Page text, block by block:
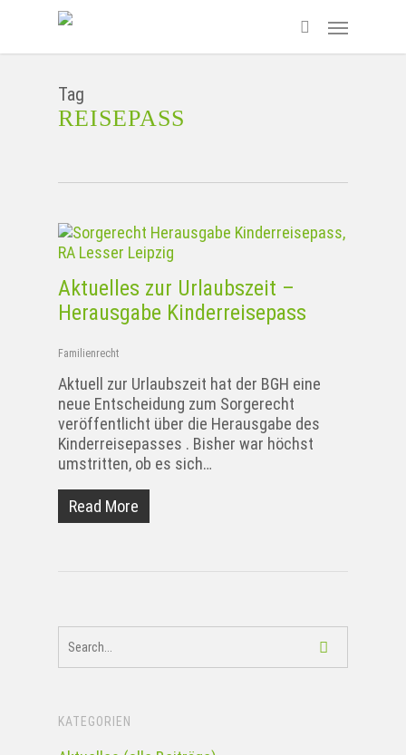
search
Tag
REISEPASS
Aktuelles zur Urlaubszeit –
Herausgabe Kinderreisepass
Familienrecht
Aktuell zur Urlaubszeit hat der BGH eine
neue Entscheidung zum Sorgerecht
veröffentlicht über die Herausgabe des
Kinderreisepasses . Bisher war höchst
umstritten, ob es sich…
Read More
KATEGORIEN